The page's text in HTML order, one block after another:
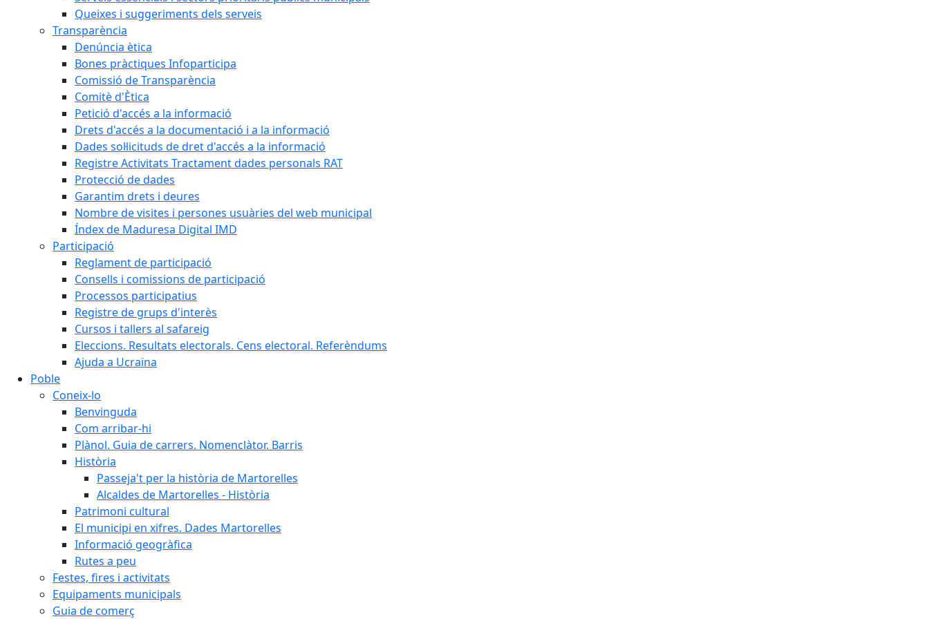
Queixes i suggeriments dels serveis
Transparència
Denúncia ètica
Bones pràctiques Infoparticipa
Comissió de Transparència
Comitè d'Ètica
Petició d'accés a la informació
Drets d'accés a la documentació i a la informació
Dades sol·licituds de dret d'accés a la informació
Registre Activitats Tractament dades personals RAT
Protecció de dades
Garantim drets i deures
Nombre de visites i persones usuàries del web municipal
Índex de Maduresa Digital IMD
Participació
Reglament de participació
Consells i comissions de participació
Processos participatius
Registre de grups d'interès
Cursos i tallers al safareig
Eleccions. Resultats electorals. Cens electoral. Referèndums
Ajuda a Ucraïna
Poble
Coneix-lo
Benvinguda
Com arribar-hi
Plànol. Guia de carrers. Nomenclàtor. Barris
Història
Passeja't per la història de Martorelles
Alcaldes de Martorelles - Història
Patrimoni cultural
El municipi en xifres. Dades Martorelles
Informació geogràfica
Rutes a peu
Festes, fires i activitats
Equipaments municipals
Guia de comerç